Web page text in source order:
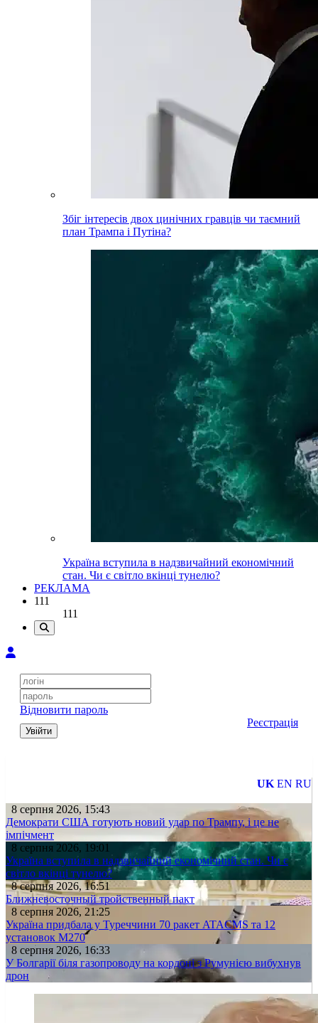
Збіг інтересів двох цинічних гравців чи таємний
план Трампа і Путіна?
Україна вступила в надзвичайний економічний
стан. Чи є світло вкінці тунелю?
РЕКЛАМА
111
111
Відновити пароль
Увійти
Реєстрація
UK EN RU
8 серпня 2026, 15:43
Демократи США готують новий удар по Трампу, і це не
імпічмент
8 серпня 2026, 19:01
Україна вступила в надзвичайний економічний стан. Чи є
світло вкінці тунелю?
8 серпня 2026, 16:51
Ближневосточный тройственный пакт
8 серпня 2026, 21:25
Україна придбала у Туреччини 70 ракет ATACMS та 12
установок M270
8 серпня 2026, 16:33
У Болгарії біля газопроводу на кордоні з Румунією вибухнув
дрон